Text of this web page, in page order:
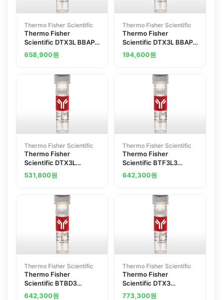
Thermo Fisher Scientific
Thermo Fisher
Scientific DTX3L BBAP
Polyclonal Antibody
658,900원
Thermo Fisher Scientific
Thermo Fisher
Scientific DTX3L BBAP
Polyclonal Antibody
194,600원
Thermo Fisher Scientific
Thermo Fisher
Scientific DTX3L
Polyclonal Antibody
531,800원
Thermo Fisher Scientific
Thermo Fisher
Scientific BTF3L3
Polyclonal Antibody
642,300원
Thermo Fisher Scientific
Thermo Fisher
Scientific BTBD3
Polyclonal Antibody
642,300원
Thermo Fisher Scientific
Thermo Fisher
Scientific DTX3
Polyclonal Antibody
773,300원